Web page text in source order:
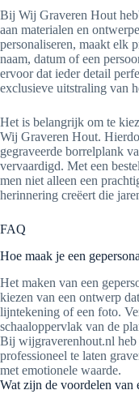
Bij Wij Graveren Hout
aan materialen en
personaliseren, maakt elk
naam, datum of een
ervoor dat ieder detail
exclusieve uitstraling van
Het is belangrijk om te
Wij Graveren Hout.
gegraveerde borrelplank
vervaardigd. Met een
men niet alleen een
herinnering creëert die
FAQ
Hoe maak je een
Het maken van een
kiezen van een ontwerp
lijntekening of een foto.
schaaloppervlak van de
Bij wijgraverenhout.nl
professioneel te laten
met emotionele waarde.
Wat zijn de voordelen van